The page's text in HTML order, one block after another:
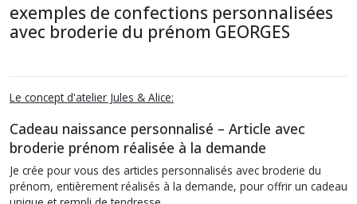
exemples de confections personnalisées
avec broderie du prénom GEORGES
Le concept d'atelier Jules & Alice:
Cadeau naissance personnalisé – Article avec
broderie prénom réalisée à la demande
Je crée pour vous des articles personnalisés avec broderie du
prénom, entièrement réalisés à la demande, pour offrir un cadeau